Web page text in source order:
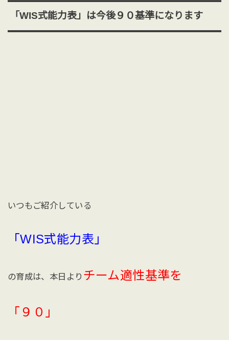
「WIS式能力表」は今後９０基準になります
いつもご紹介している
「WIS式能力表」
の育成は、本日より チーム適性基準を
「９０」